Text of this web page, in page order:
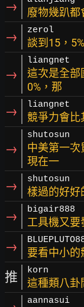
→ 廢物幾趴都
→ zerol
談到15，
→
liangnet
這次是全部
0%，那
→ liangnet
競爭力會比
→
shutosun
中美第一次
現在一
→ shutosun
樣過的好好
→ bigair888
工具機又要
→ 要看中小的
推 korn
這種類八卦
aannasui